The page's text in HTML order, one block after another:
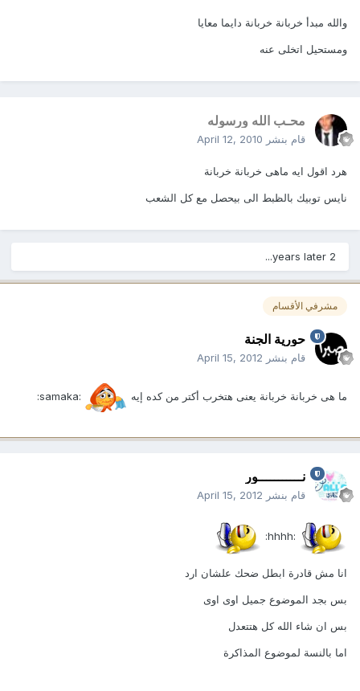
والله مبدأ خربانة خربانة دايما معايا
ومستحيل اتخلى عنه
محـب الله ورسوله
قام بنشر April 12, 2010
هرد اقول ايه ماهى خربانة خربانة
نايس توبيك بالظبط الى بيحصل مع كل الشعب
2 years later...
مشرفي الأقسام
حورية الجنة
قام بنشر April 15, 2012
ما هى خربانة خربانة يعنى هتخرب أكتر من كده إيه
نـــــــــــور
قام بنشر April 15, 2012
:hhhh:
انا مش قادرة ابطل ضحك علشان ارد
بس بجد الموضوع جميل اوى اوى
بس ان شاء الله كل هتتعدل
اما بالنسة لموضوع المذاكرة